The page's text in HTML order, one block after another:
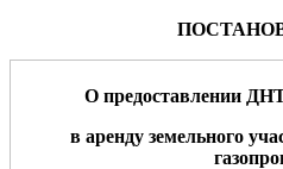
О предоставлении
в аренду земельного